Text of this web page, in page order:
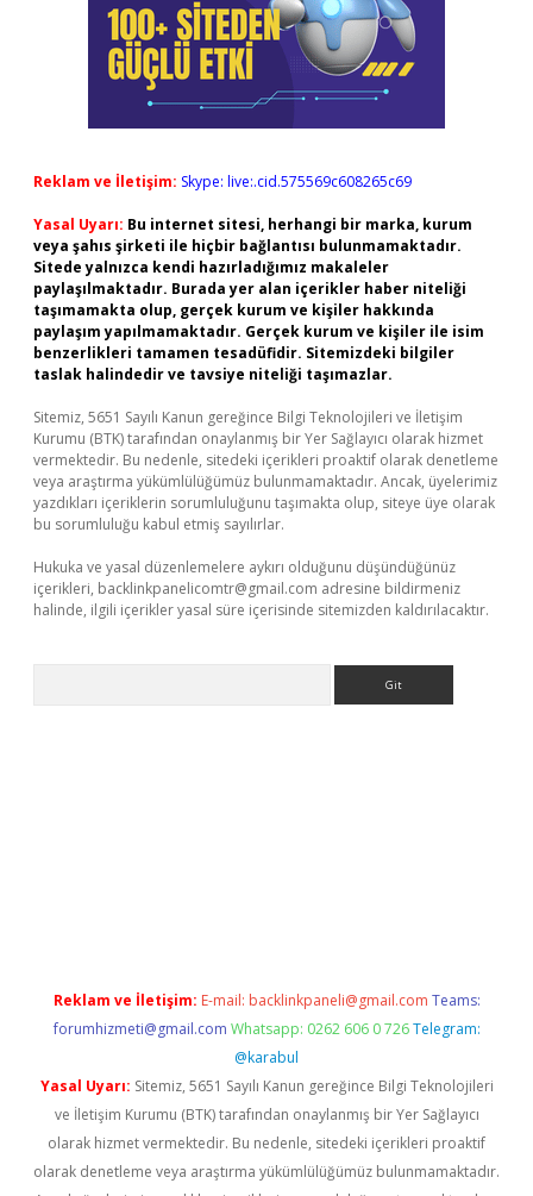
Reklam ve İletişim: Skype: live:.cid.575569c608265c69
Yasal Uyarı: Bu internet sitesi, herhangi bir marka, kurum
veya şahıs şirketi ile hiçbir bağlantısı bulunmamaktadır.
Sitede yalnızca kendi hazırladığımız makaleler
paylaşılmaktadır. Burada yer alan içerikler haber niteliği
taşımamakta olup, gerçek kurum ve kişiler hakkında
paylaşım yapılmamaktadır. Gerçek kurum ve kişiler ile isim
benzerlikleri tamamen tesadüfidir. Sitemizdeki bilgiler
taslak halindedir ve tavsiye niteliği taşımazlar.
Sitemiz, 5651 Sayılı Kanun gereğince Bilgi Teknolojileri ve İletişim
Kurumu (BTK) tarafından onaylanmış bir Yer Sağlayıcı olarak hizmet
vermektedir. Bu nedenle, sitedeki içerikleri proaktif olarak denetleme
veya araştırma yükümlülüğümüz bulunmamaktadır. Ancak, üyelerimiz
yazdıkları içeriklerin sorumluluğunu taşımakta olup, siteye üye olarak
bu sorumluluğu kabul etmiş sayılırlar.
Hukuka ve yasal düzenlemelere aykırı olduğunu düşündüğünüz
içerikleri, backlinkpanelicomtr@gmail.com adresine bildirmeniz
halinde, ilgili içerikler yasal süre içerisinde sitemizden kaldırılacaktır.
Reklam ve İletişim: E-mail: backlinkpaneli@gmail.com Teams:
forumhizmeti@gmail.com Whatsapp: 0262 606 0 726 Telegram:
@karabul
Yasal Uyarı: Sitemiz, 5651 Sayılı Kanun gereğince Bilgi Teknolojileri
ve İletişim Kurumu (BTK) tarafından onaylanmış bir Yer Sağlayıcı
olarak hizmet vermektedir. Bu nedenle, sitedeki içerikleri proaktif
olarak denetleme veya araştırma yükümlülüğümüz bulunmamaktadır.